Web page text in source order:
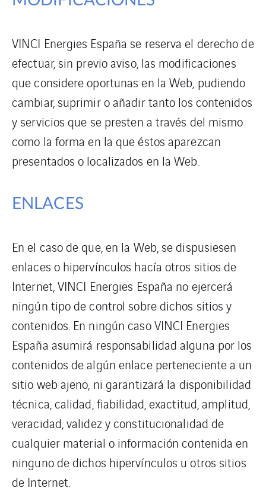
VINCI Energies España se reserva el derecho de
efectuar, sin previo aviso, las modificaciones
que considere oportunas en la Web, pudiendo
cambiar, suprimir o añadir tanto los contenidos
y servicios que se presten a través del mismo
como la forma en la que éstos aparezcan
presentados o localizados en la Web.
ENLACES
En el caso de que, en la Web, se dispusiesen
enlaces o hipervínculos hacía otros sitios de
Internet, VINCI Energies España no ejercerá
ningún tipo de control sobre dichos sitios y
contenidos. En ningún caso VINCI Energies
España asumirá responsabilidad alguna por los
contenidos de algún enlace perteneciente a un
sitio web ajeno, ni garantizará la disponibilidad
técnica, calidad, fiabilidad, exactitud, amplitud,
veracidad, validez y constitucionalidad de
cualquier material o información contenida en
ninguno de dichos hipervínculos u otros sitios
de Internet.